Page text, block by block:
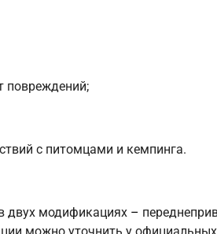
повреждений;
с питомцами и кемпинга.
двух модификациях –